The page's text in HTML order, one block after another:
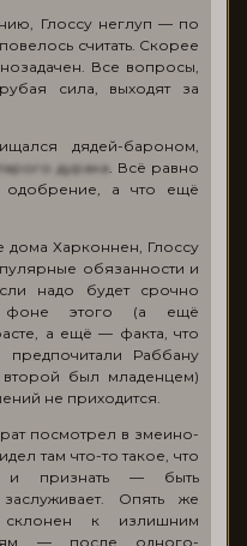
Глоссу неглуп — по
считать. Скорее
Все вопросы,
сила, выходят за
дядей-бароном,
дурака. Всё равно
одобрение, а что ещё
дома Харконнен, Глоссу
обязанности и
надо будет срочно
фоне этого (а ещё
а ещё — факта, что
Раббану
был младенцем)
не приходится.
посмотрел в змеино-
там что-то такое, что
и признать — быть
Опять же
к излишним
— после одного-